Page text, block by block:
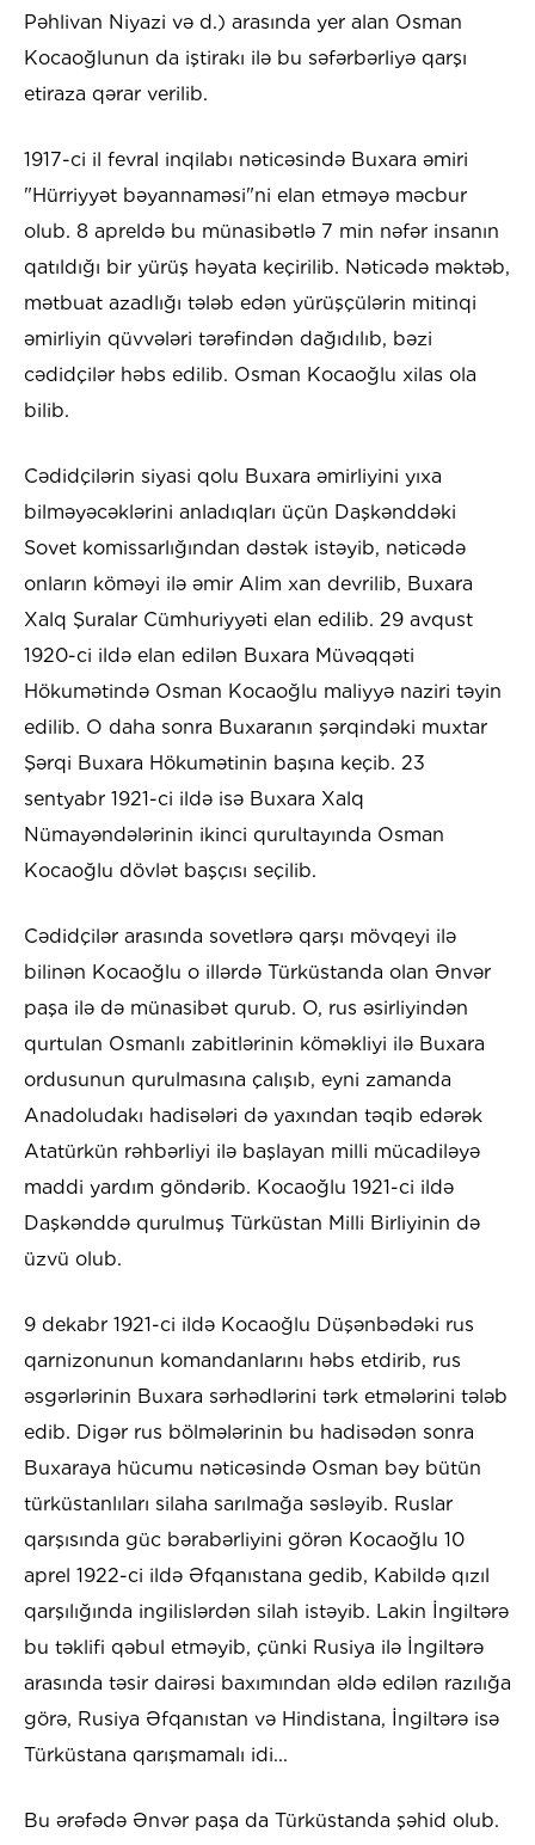
Pəhlivan Niyazi və d.) arasında yer alan Osman
Kocaoğlunun da iştirakı ilə bu səfərbərliyə qarşı
etiraza qərar verilib.
1917-ci il fevral inqilabı nəticəsində Buxara əmiri
"Hürriyyət bəyannaməsi"ni elan etməyə məcbur
olub. 8 apreldə bu münasibətlə 7 min nəfər insanın
qatıldığı bir yürüş həyata keçirilib. Nəticədə məktəb,
mətbuat azadlığı tələb edən yürüşçülərin mitinqi
əmirliyin qüvvələri tərəfindən dağıdılıb, bəzi
cədidçilər həbs edilib. Osman Kocaoğlu xilas ola
bilib.
Cədidçilərin siyasi qolu Buxara əmirliyini yıxa
bilməyəcəklərini anladıqları üçün Daşkənddəki
Sovet komissarlığından dəstək istəyib, nəticədə
onların köməyi ilə əmir Alim xan devrilib, Buxara
Xalq Şuralar Cümhuriyyəti elan edilib. 29 avqust
1920-ci ildə elan edilən Buxara Müvəqqəti
Hökumətində Osman Kocaoğlu maliyyə naziri təyin
edilib. O daha sonra Buxaranın şərqindəki muxtar
Şərqi Buxara Hökumətinin başına keçib. 23
sentyabr 1921-ci ildə isə Buxara Xalq
Nümayəndələrinin ikinci qurultayında Osman
Kocaoğlu dövlət başçısı seçilib.
Cədidçilər arasında sovetlərə qarşı mövqeyi ilə
bilinən Kocaoğlu o illərdə Türküstanda olan Ənvər
paşa ilə də münasibət qurub. O, rus əsirliyindən
qurtulan Osmanlı zabitlərinin köməkliyi ilə Buxara
ordusunun qurulmasına çalışıb, eyni zamanda
Anadoludakı hadisələri də yaxından təqib edərək
Atatürkün rəhbərliyi ilə başlayan milli mücadiləyə
maddi yardım göndərib. Kocaoğlu 1921-ci ildə
Daşkənddə qurulmuş Türküstan Milli Birliyinin də
üzvü olub.
9 dekabr 1921-ci ildə Kocaoğlu Düşənbədəki rus
qarnizonunun komandanlarını həbs etdirib, rus
əsgərlərinin Buxara sərhədlərini tərk etmələrini tələb
edib. Digər rus bölmələrinin bu hadisədən sonra
Buxaraya hücumu nəticəsində Osman bəy bütün
türküstanlıları silaha sarılmağa səsləyib. Ruslar
qarşısında güc bərabərliyini görən Kocaoğlu 10
aprel 1922-ci ildə Əfqanıstana gedib, Kabildə qızıl
qarşılığında ingilislərdən silah istəyib. Lakin İngiltərə
bu təklifi qəbul etməyib, çünki Rusiya ilə İngiltərə
arasında təsir dairəsi baxımından əldə edilən razılığa
görə, Rusiya Əfqanıstan və Hindistana, İngiltərə isə
Türküstana qarışmamalı idi...
Bu ərəfədə Ənvər paşa da Türküstanda şəhid olub.